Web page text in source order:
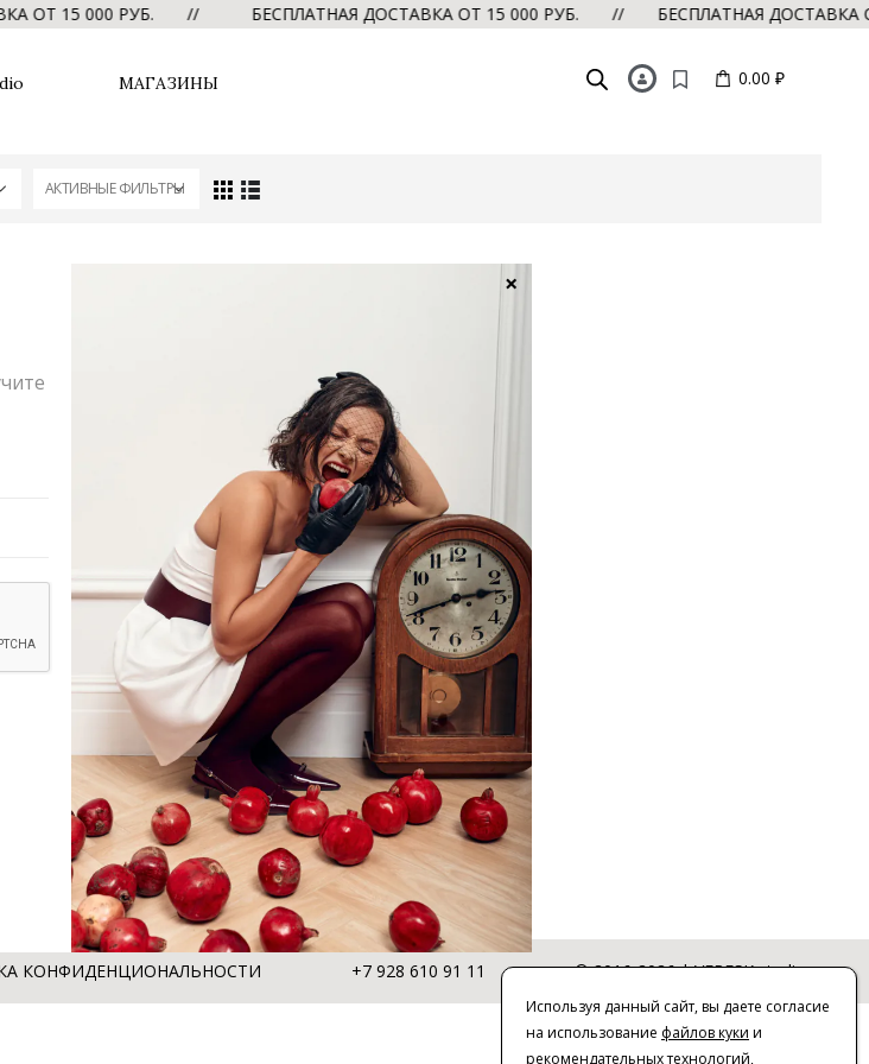
ОТ 15 000 РУБ. // БЕСПЛАТНАЯ ДОСТАВКА ОТ 15 000 РУБ. // БЕСПЛАТНАЯ ДОСТАВКА
МАГАЗИНЫ 0.00 ₽
АКТИВНЫЕ ФИЛЬТРЫ
КОНФИДЕНЦИОНАЛЬНОСТИ +7 928 610 91 11 © 2016-2026 | VERESK studio
Используя данный сайт, вы даете согласие
на использование файлов куки и
рекомендательных технологий,
×